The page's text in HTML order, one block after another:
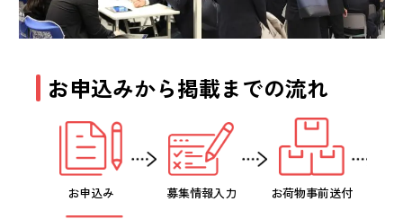
お申込みから掲載までの流れ
お申込み 募集情報入力 お荷物事前送付